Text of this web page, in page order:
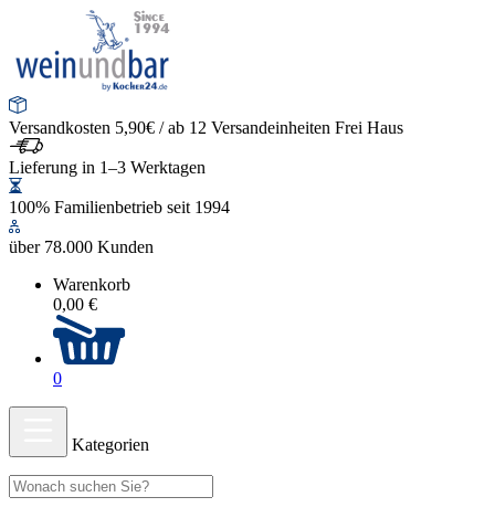
Versandkosten 5,90€ / ab 12 Versandeinheiten Frei Haus
Lieferung in 1–3 Werktagen
100% Familienbetrieb seit 1994
über 78.000 Kunden
Warenkorb
0,00 €
0
Kategorien